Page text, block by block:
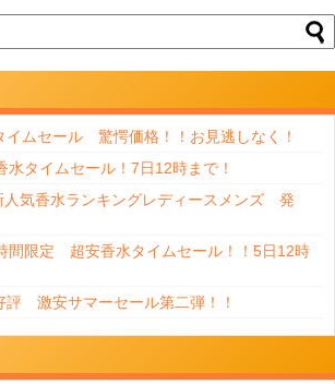
ムセール 驚愕価格！！お見逃しなく！
タイムセール！7日12時まで！
気香水ランキングレディースメンズ 発
間限定 超安香水タイムセール！！5日12時
評 激安サマーセール第二弾！！